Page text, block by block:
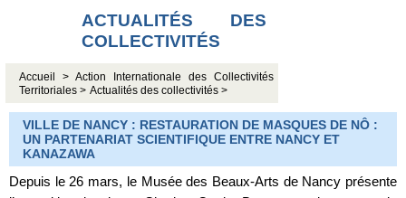
ACTUALITÉS DES
COLLECTIVITÉS
Accueil >Action Internationale des Collectivités
Territoriales > Actualités des collectivités >
VILLE DE NANCY : RESTAURATION DE MASQUES DE NÔ :
UN PARTENARIAT SCIENTIFIQUE ENTRE NANCY ET
KANAZAWA
Depuis le 26 mars, le Musée des Beaux-Arts de Nancy présente